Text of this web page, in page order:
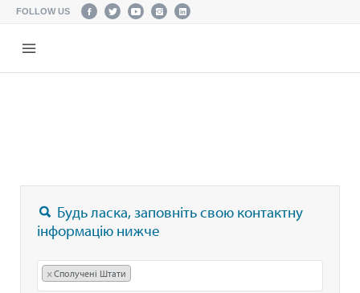
FOLLOW US
Будь ласка, заповніть свою контактну
інформацію нижче
×Сполучені Штати